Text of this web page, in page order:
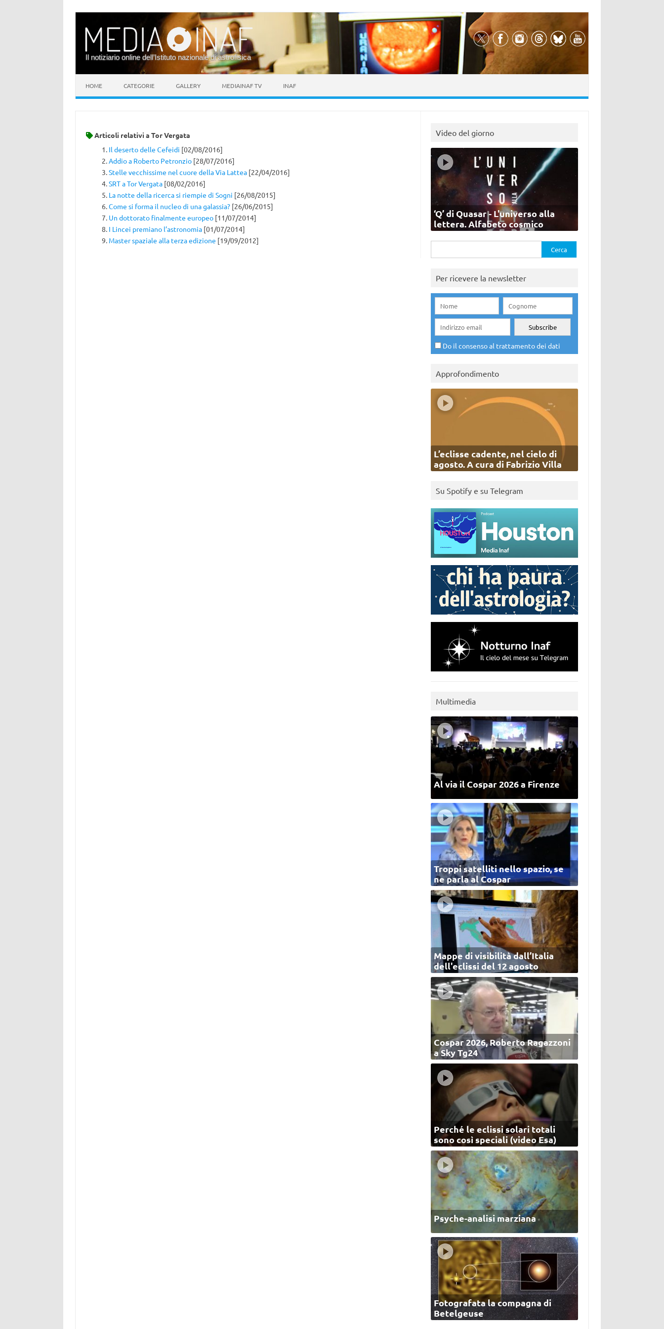
Il notiziario online dell’Istituto nazionale di astrofisica
HOME CATEGORIE GALLERY MEDIAINAF TV INAF
Articoli relativi a Tor Vergata
Il deserto delle Cefeidi [02/08/2016]
Addio a Roberto Petronzio[28/07/2016]
Stelle vecchissime nel cuore della Via Lattea[22/04/2016]
SRT a Tor Vergata[08/02/2016]
La notte della ricerca si riempie di Sogni [26/08/2015]
Come si forma il nucleo di una galassia?[26/06/2015]
Un dottorato finalmente europeo[11/07/2014]
I Lincei premiano l’astronomia[01/07/2014]
Master spaziale alla terza edizione [19/09/2012]
Video del giorno
‘Q’ di Quasar - L'universo alla
lettera. Alfabeto cosmico
per:
Per ricevere la newsletter
Do il consenso al trattamento dei dati
Approfondimento
L’eclisse cadente, nel cielo di
agosto. A cura di Fabrizio Villa
Su Spotify e su Telegram
Multimedia
Al via il Cospar 2026 a Firenze
Troppi satelliti nello spazio, se
ne parla al Cospar
Mappe di visibilità dall’Italia
dell'eclissi del 12 agosto
Cospar 2026, Roberto Ragazzoni
a Sky Tg24
Perché le eclissi solari totali
sono così speciali (video Esa)
Psyche-analisi marziana
Fotografata la compagna di
Betelgeuse